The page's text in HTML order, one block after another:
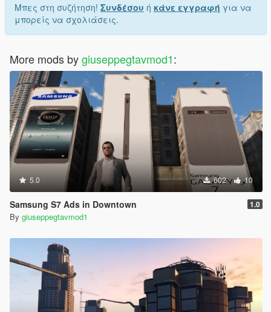
Μπες στη συζήτηση! Συνδέσου ή κάνε εγγραφή για να
μπορείς να σχολιάσεις.
More mods bygiuseppegtavmod1:
5.0 602 10
Samsung S7 Ads in Downtown 1.0
By giuseppegtavmod1